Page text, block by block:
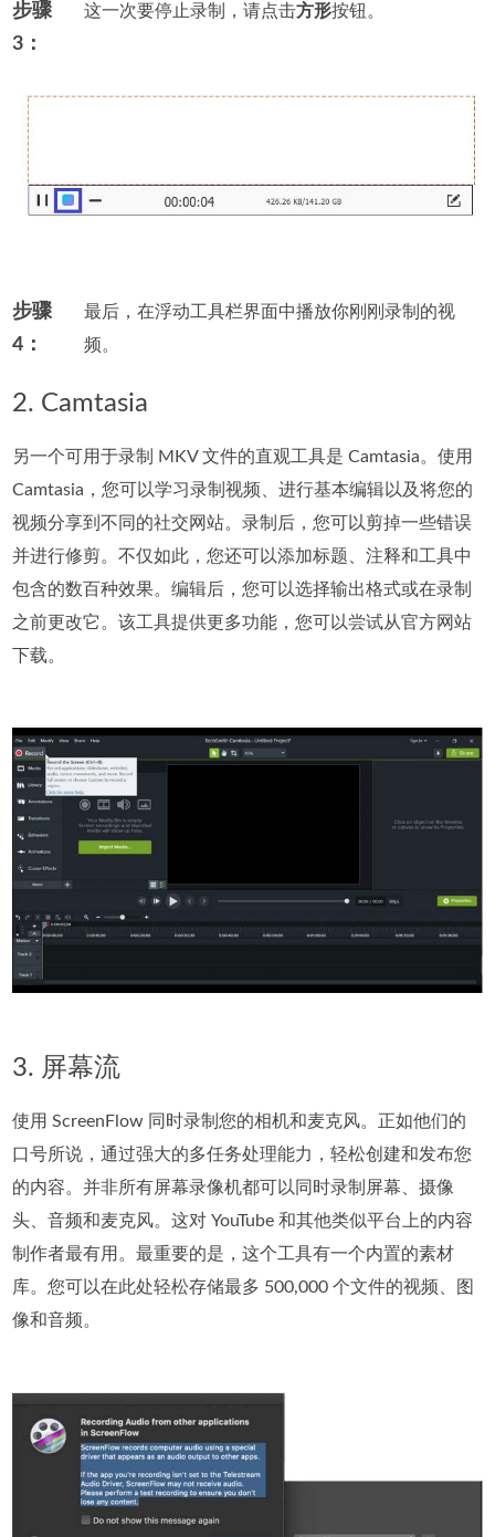
步骤
3：
这一次要停止录制，请点击方形按钮。
步骤
4：
最后，在浮动工具栏界面中播放你刚刚录制的视
频。
2. Camtasia
另一个可用于录制 MKV 文件的直观工具是 Camtasia。使用
Camtasia，您可以学习录制视频、进行基本编辑以及将您的
视频分享到不同的社交网站。录制后，您可以剪掉一些错误
并进行修剪。不仅如此，您还可以添加标题、注释和工具中
包含的数百种效果。编辑后，您可以选择输出格式或在录制
之前更改它。该工具提供更多功能，您可以尝试从官方网站
下载。
3. 屏幕流
使用 ScreenFlow 同时录制您的相机和麦克风。正如他们的
口号所说，通过强大的多任务处理能力，轻松创建和发布您
的内容。并非所有屏幕录像机都可以同时录制屏幕、摄像
头、音频和麦克风。这对 YouTube 和其他类似平台上的内容
制作者最有用。最重要的是，这个工具有一个内置的素材
库。您可以在此处轻松存储最多 500,000 个文件的视频、图
像和音频。